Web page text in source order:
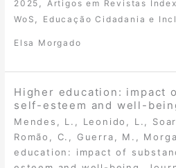
2025 , Artigos em Revistas
WoS , Educação Cidadania e
Elsa Morgado
Higher education: impact
self-esteem and well-
Mendes, L., Leonido, L.,
Romão, C., Guerra, M.,
education: impact of